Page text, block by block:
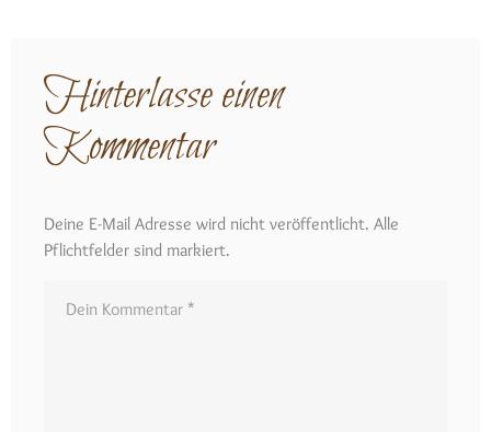
Hinterlasse einen
Kommentar
Deine E-Mail Adresse wird nicht veröffentlicht. Alle
Pflichtfelder sind markiert.